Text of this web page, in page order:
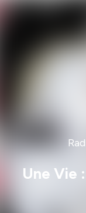
Une Vie